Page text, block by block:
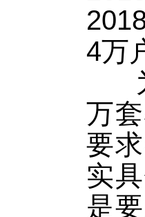
4万
万
要
实
是